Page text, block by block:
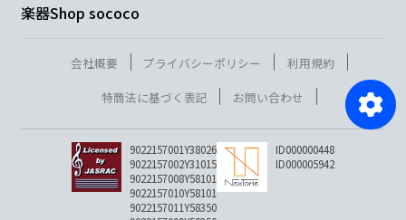
楽器Shop sococo
会社概要 プライバシーポリシー
利用規約
特商法に基づく表記
お問い合わせ
9022157001Y38026
9022157002Y31015
9022157008Y58101
9022157010Y58101
9022157011Y58350
ID000000448
ID000005942